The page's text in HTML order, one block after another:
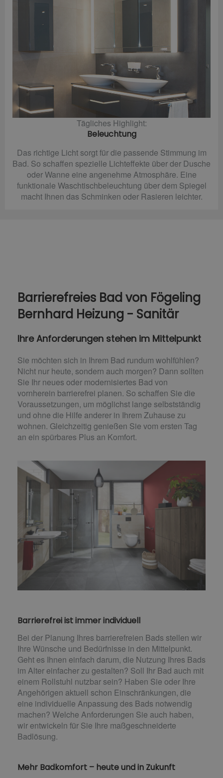
Tägliches Highlight:
Beleuchtung
Das richtige Licht sorgt für die passende Stimmung im
Bad. So schaffen spezielle Lichteffekte über der Dusche
oder Wanne eine angenehme Atmosphäre. Eine
funktionale Waschtischbeleuchtung über dem Spiegel
macht Ihnen das Schminken oder Rasieren leichter.
Barrierefreies Bad von Fögeling
Bernhard Heizung - Sanitär
Ihre Anforderungen stehen im Mittelpunkt
Sie möchten sich in Ihrem Bad rundum wohlfühlen?
Nicht nur heute, sondern auch morgen? Dann sollten
Sie Ihr neues oder modernisiertes Bad von
vornherein barrierefrei planen. So schaffen Sie die
Voraussetzungen, um möglichst lange selbstständig
und ohne die Hilfe anderer in Ihrem Zuhause zu
wohnen. Gleichzeitig genießen Sie vom ersten Tag
an ein spürbares Plus an Komfort.
Barrierefrei ist immer individuell
Bei der Planung Ihres barrierefreien Bads stellen wir
Ihre Wünsche und Bedürfnisse in den Mittelpunkt.
Geht es Ihnen einfach darum, die Nutzung Ihres Bads
im Alter einfacher zu gestalten? Soll Ihr Bad auch mit
einem Rollstuhl nutzbar sein? Haben Sie oder Ihre
Angehörigen aktuell schon Einschränkungen, die
eine individuelle Anpassung des Bads notwendig
machen? Welche Anforderungen Sie auch haben,
wir entwickeln für Sie Ihre maßgeschneiderte
Badlösung.
Mehr Badkomfort – heute und in Zukunft